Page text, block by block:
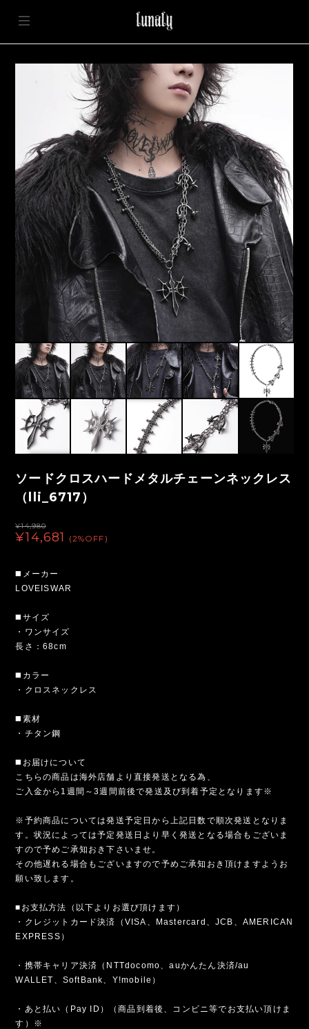
ソードクロスハードメタルチェーンネックレス
（lli_6717）
¥14,980
¥14,681 (2%OFF)
◼️メーカー
LOVEISWAR
◼️サイズ
・ワンサイズ
長さ：68cm
◼️カラー
・クロスネックレス
◼️素材
・チタン鋼
◼️お届けについて
こちらの商品は海外店舗より直接発送となる為、
ご入金から1週間～3週間前後で発送及び到着予定となります※
※予約商品については発送予定日から上記日数で順次発送となりま
す。状況によっては予定発送日より早く発送となる場合もございま
すので予めご承知おき下さいませ。
その他遅れる場合もございますので予めご承知おき頂けますようお
願い致します。
■お支払方法（以下よりお選び頂けます）
・クレジットカード決済（VISA、Mastercard、JCB、AMERICAN
EXPRESS）
・携帯キャリア決済（NTTdocomo、auかんたん決済/au
WALLET、SoftBank、Y!mobile）
・あと払い（Pay ID）（商品到着後、コンビニ等でお支払い頂けま
す）※